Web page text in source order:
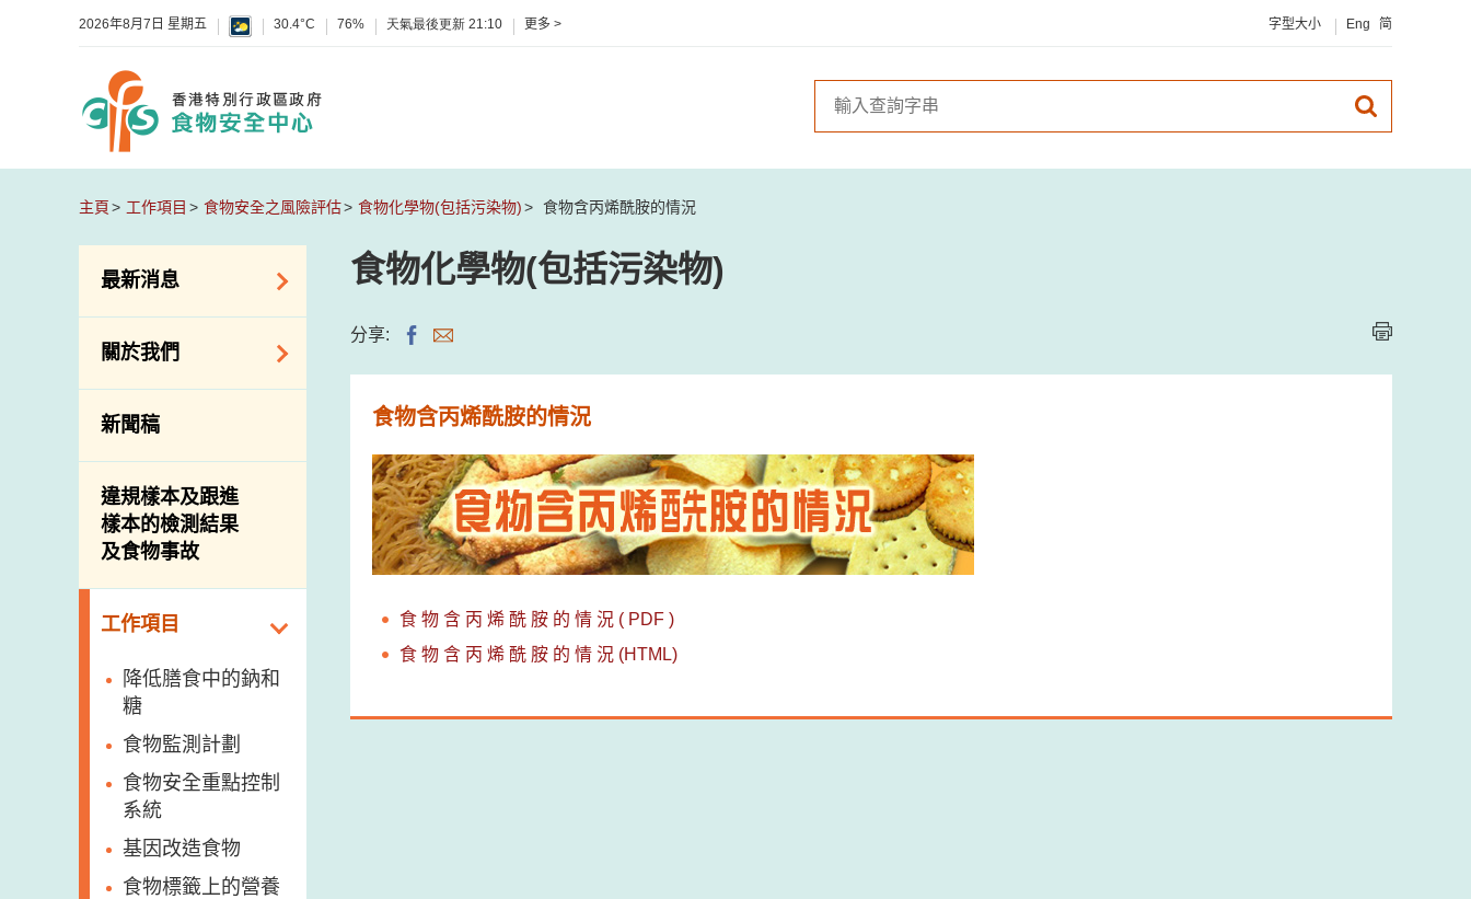
2026年8月7日 星期五 30.4°C 76% 天氣最後更新 21:10 更多 > 字型大小 Eng 简
主頁 工作項目 食物安全之風險評估 食物化學物(包括污染物) 食物含丙烯酰胺的情況
最新消息
食物警報 / 致敏物
警報
活動
關於我們
組織結構
介紹短片
新聞稿
違規樣本及跟進
樣本的檢測結果
及食物事故
工作項目
降低膳食中的鈉和
糖
食物監測計劃
食物安全重點控制
系統
基因改造食物
食物標籤上的營養
食物化學物(包括污染物)
分享:
食物含丙烯酰胺的情況
食 物 含 丙 烯 酰 胺 的 情 況 ( PDF )
食 物 含 丙 烯 酰 胺 的 情 況 (HTML)